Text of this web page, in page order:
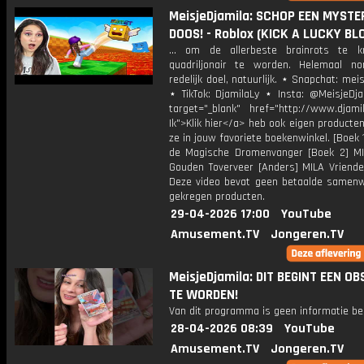
MeisjeDjamila: SCHOP EEN
DOOS! - Roblox (KICK A LUCKY
... om de allerbeste brainrots te
quadriljonair te worden. Helemaal
redelijk doel, natuurlijk. ⋆ Snapchat:
⋆ TikTok: DjamilaLy ⋆ Insta:
target="_blank" href="http://
Ik">Klik hier</a> heb ook eigen
ze in jouw favoriete boekenwinkel. [Boek
de Magische Dromenvanger [Boek 2]
Gouden Toverveer [Anders] MILA
Deze video bevat geen betaalde
gekregen producten.
29-04-2026 17:00
YouTube
Amusement.TV
Jongeren.TV
MeisjeDjamila: DIT BEGINT EEN
TE WORDEN!
Van dit programma is geen informatie
28-04-2026 08:39
YouTube
Amusement.TV
Jongeren.TV